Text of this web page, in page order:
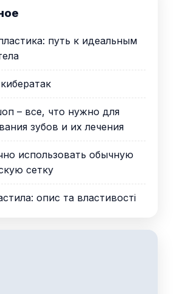
путь к идеальным
– все, что нужно для
зубов и их лечения
использовать обычную
сетку
опис та властивості